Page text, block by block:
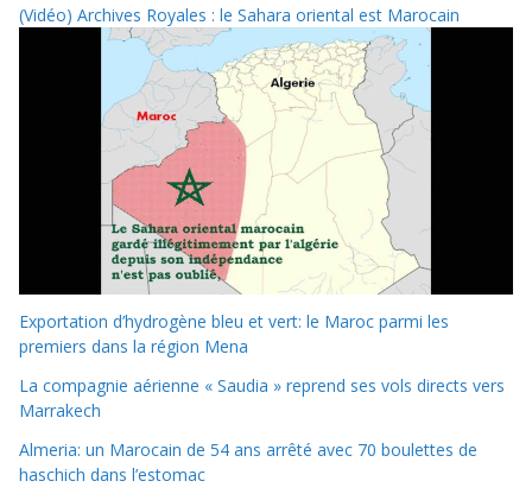
(Vidéo) Archives Royales : le Sahara oriental est Marocain
Exportation d’hydrogène bleu et vert: le Maroc parmi les
premiers dans la région Mena
La compagnie aérienne « Saudia » reprend ses vols directs vers
Marrakech
Almeria: un Marocain de 54 ans arrêté avec 70 boulettes de
haschich dans l’estomac